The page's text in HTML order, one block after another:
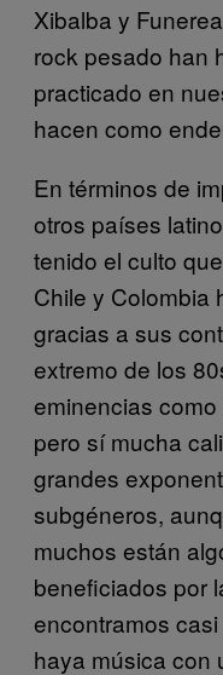
Xibalba y
rock pesado han
practicado en
hacen como
En términos de
otros países
tenido el culto
Chile y Colombia
gracias a sus
extremo de los
eminencias
pero sí mucha
grandes
subgéneros,
muchos están
beneficiados por
encontramos
haya música con